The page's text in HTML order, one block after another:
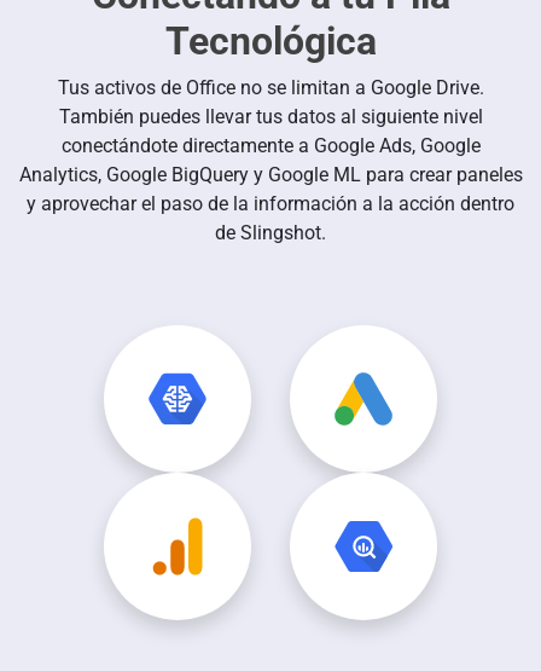
Tecnológica
Tus activos de Office no se limitan a Google Drive.
También puedes llevar tus datos al siguiente nivel
conectándote directamente a Google Ads, Google
Analytics, Google BigQuery y Google ML para crear paneles
y aprovechar el paso de la información a la acción dentro
de Slingshot.